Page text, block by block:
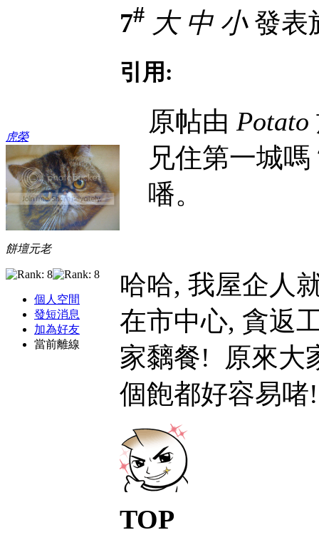
虎榮
餅壇元老
個人空間
發短消息
加為好友
當前離線
7# 大 中 小發表
引用:
原帖由 Potato
兄住第一城
噃。
哈哈, 我屋企人
在市中心, 貪返
家黐餐!
原來大
個飽都好容易
TOP